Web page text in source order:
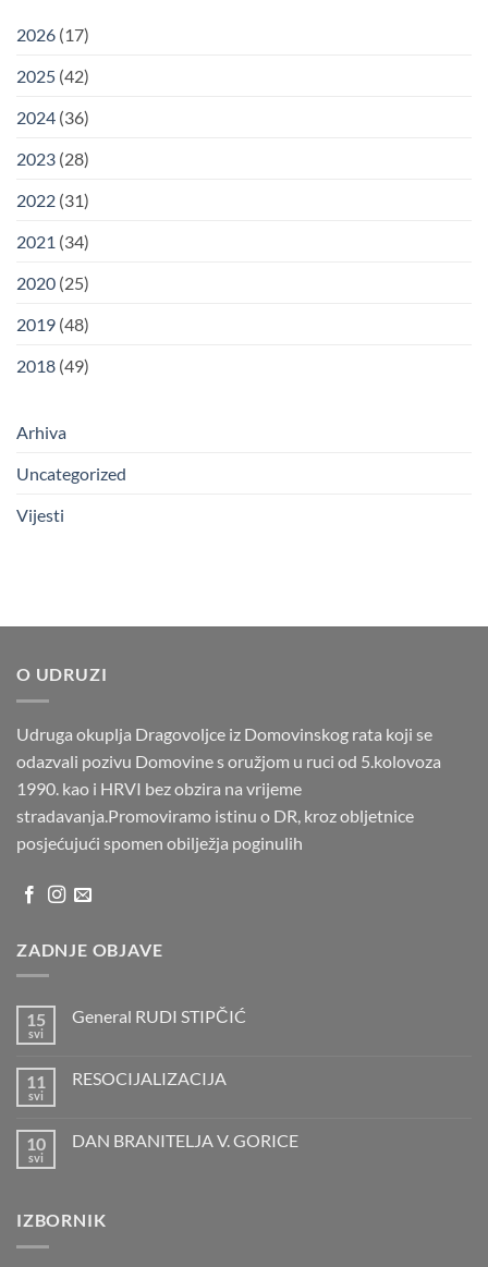
2026 (17)
2025 (42)
2024 (36)
2023 (28)
2022 (31)
2021 (34)
2020 (25)
2019 (48)
2018 (49)
Arhiva
Uncategorized
Vijesti
O UDRUZI
Udruga okuplja Dragovoljce iz Domovinskog rata koji se
odazvali pozivu Domovine s oružjom u ruci od 5.kolovoza
1990. kao i HRVI bez obzira na vrijeme
stradavanja.Promoviramo istinu o DR, kroz obljetnice
posjećujući spomen obilježja poginulih
ZADNJE OBJAVE
15
svi
General RUDI STIPČIĆ
General
11
svi
RESOCIJALIZACIJA
RESOCIJALIZACIJA
10
svi
DAN BRANITELJA V. GORICE
BRANITELJA
IZBORNIK